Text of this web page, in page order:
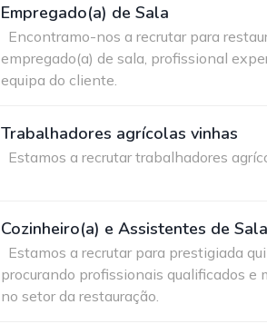
Empregado(a) de Sala
Encontramo-nos a recrutar para
empregado(a) de sala, profissional
equipa do cliente.
Trabalhadores agrícolas vinhas
Estamos a recrutar trabalhadores
Cozinheiro(a) e Assistentes de
Estamos a recrutar para prestigiada
procurando profissionais qualificados e
no setor da restauração.